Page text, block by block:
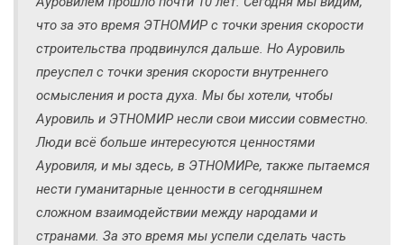
что за это время ЭТНОМИР с точки зрения скорости
строительства продвинулся дальше. Но Ауровиль
преуспел с точки зрения скорости внутреннего
осмысления и роста духа. Мы бы хотели, чтобы
Ауровиль и ЭТНОМИР несли свои миссии совместно.
Люди всё больше интересуются ценностями
Ауровиля, и мы здесь, в ЭТНОМИРе, также пытаемся
нести гуманитарные ценности в сегодняшнем
сложном взаимодействии между народами и
странами. За это время мы успели сделать часть